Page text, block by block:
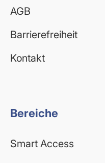
AGB
Barrierefreiheit
Kontakt
Bereiche
Smart Access